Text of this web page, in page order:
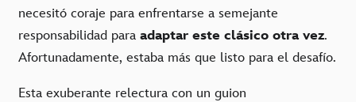
necesitó coraje para enfrentarse a semejante
responsabilidad para adaptar este clásico otra vez.
Afortunadamente, estaba más que listo para el desafío.
Esta exuberante relectura con un guion